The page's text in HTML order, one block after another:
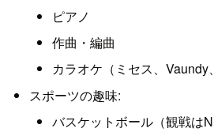
ピアノ
作曲・編曲
カラオケ（ミセス、Vaundy
スポーツの趣味:
バスケットボール（観戦は